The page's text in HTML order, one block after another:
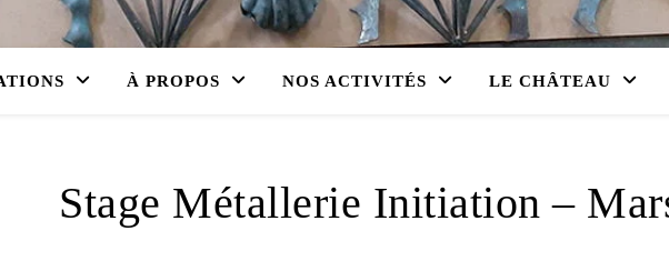
À PROPOS NOS ACTIVITÉS LE CHÂTEAU
Stage Métallerie Initiation –